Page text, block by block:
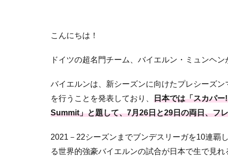
こんにちは！
ドイツの超名門チーム、バイエルン・ミュンヘ
バイエルンは、新シーズンに向けたプレシーズ
を行うことを発表しており、 日本では「スカパ
Summit」と題して、7月26日と29日の両日、フ
2021－22シーズンまでブンデスリーガを10連覇
る世界的強豪バイエルンの試合が日本で生で見